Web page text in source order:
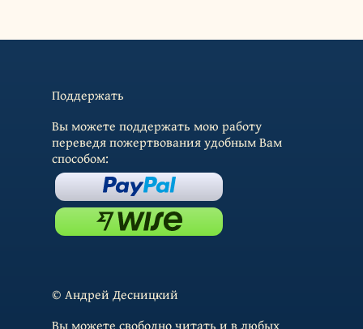
Поддержать
Вы можете поддержать мою работу
переведя пожертвования удобным Вам
способом:
© Андрей Десницкий
Вы можете свободно читать и в любых